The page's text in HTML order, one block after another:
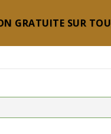
GRATUITE SUR